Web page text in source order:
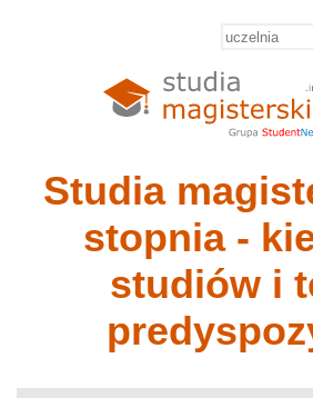
Studia
stopnia -
studiów i